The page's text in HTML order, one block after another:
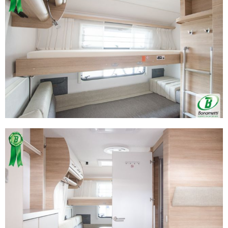
modificare o ritirare il tuo consenso in qualsiasi momento
dalla Dichiarazione sui cookie.
Utilizziamo i cookie per personalizzare contenuti ed
annunci, per fornire funzionalità dei social media e per
analizzare il nostro traffico. Condividiamo inoltre
informazioni sul modo in cui utilizza il nostro sito con i
nostri partner che si occupano di analisi dei dati web,
pubblicità e social media, i quali potrebbero combinarle
con altre informazioni che ha fornito loro o che hanno
raccolto dal suo utilizzo dei loro servizi.